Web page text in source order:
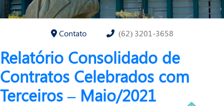
Contato (62) 3201-3658
Relatório Consolidado de
Contratos Celebrados com
Terceiros – Maio/2021